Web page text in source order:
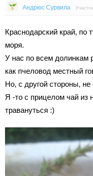
Андрюс Сурвила
Краснодарский край, по
моря.
У нас по всем долинкам
как пчеловод местный
Но, с другой стороны,
Я -то с прицелом чай из
травануться :)